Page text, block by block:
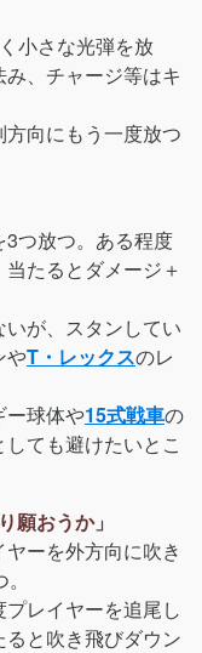
小さな光弾を放
、チャージ等はキ
向にもう一度放つ
つ放つ。ある程度
たるとダメージ＋
が、スタンしてい
やT・レックスのレ
ー球体や15式戦車の
ても避けたいとこ
願おうか」
ーを外方向に吹き
レイヤーを追尾し
と吹き飛びダウン